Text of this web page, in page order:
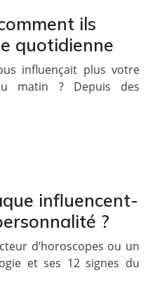
ils
quotidienne
influençait plus votre
matin ? Depuis des
influencent-
?
d’horoscopes ou un
et ses 12 signes du